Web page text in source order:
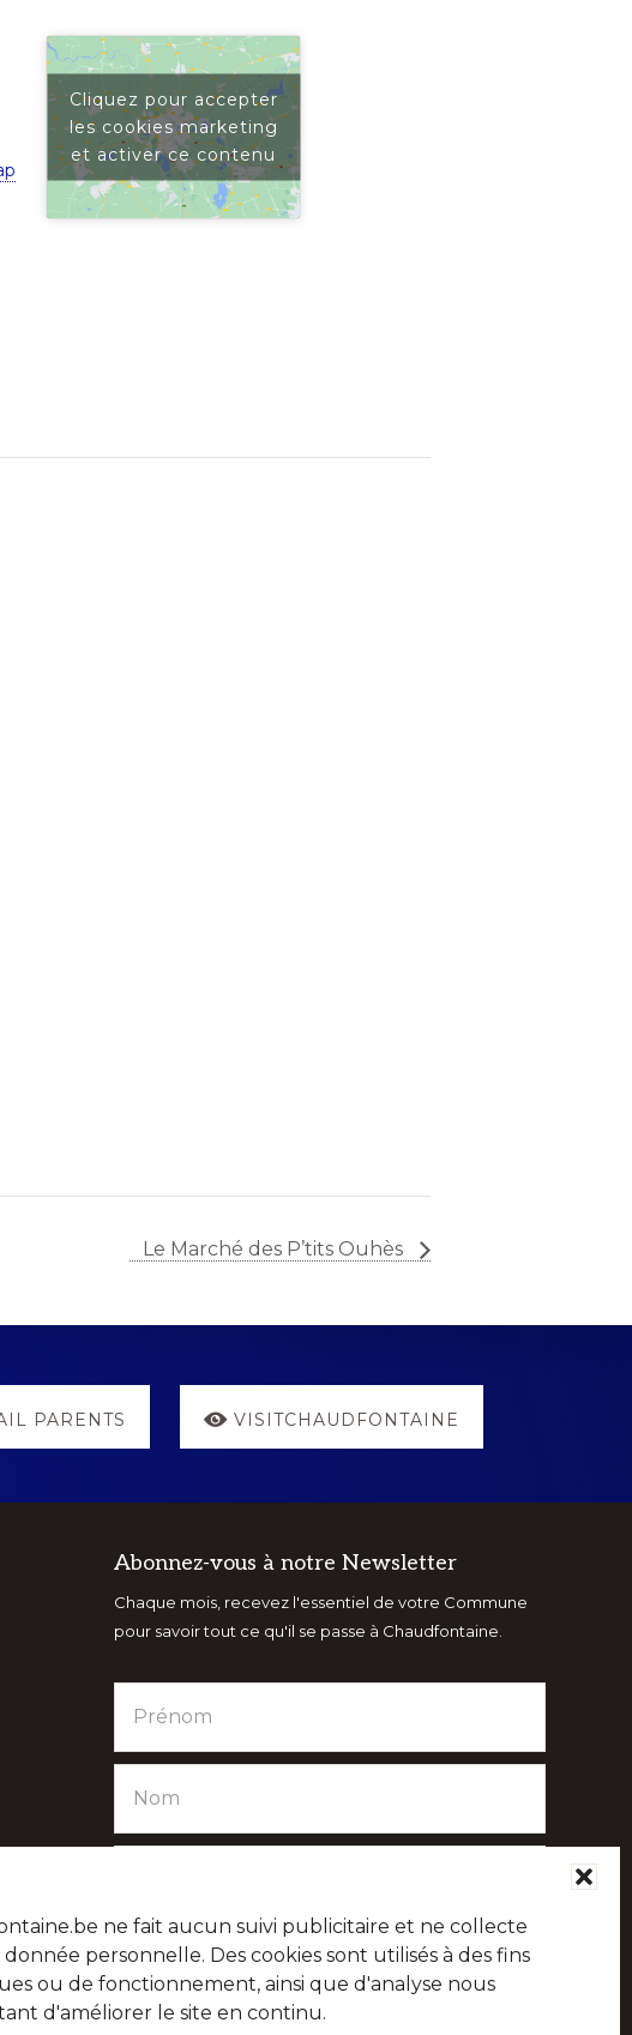
ne fait aucun suivi publicitaire et ne collecte
personnelle. Des cookies sont utilisés à des fins
ou de fonctionnement, ainsi que d'analyse nous
d'améliorer le site en continu.
Cliquez pour accepter
les cookies marketing
et activer ce contenu
Le Marché des P’tits Ouhès
PARENTS VISITCHAUDFONTAINE
Abonnez-vous à notre Newsletter
Chaque mois, recevez l'essentiel de votre Commune
pour savoir tout ce qu'il se passe à Chaudfontaine.